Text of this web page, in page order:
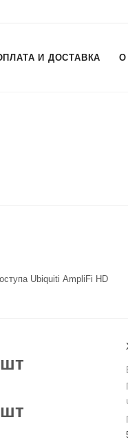
И ДОСТАВКА О
Ubiquiti AmpliFi HD